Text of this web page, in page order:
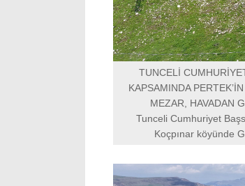
TUNCELİ
KAPSAMINDA
MEZAR, HAVADAN
Tunceli Cumhuriyet
Koçpınar köyünde